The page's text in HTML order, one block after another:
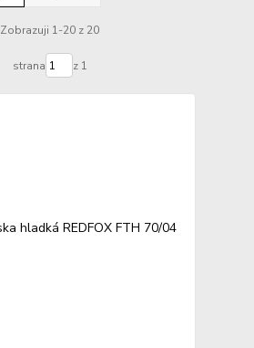
Zobrazuji 1-20 z 20
strana z 1